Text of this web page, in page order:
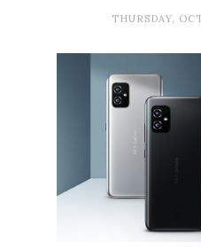
THURSDAY,